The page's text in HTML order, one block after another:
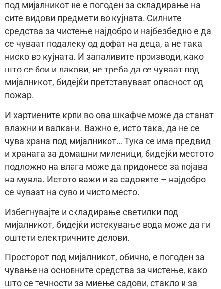
под мијалникот не е погоден за складирање на
сите видови предмети во кујната. Силните
средства за чистење најдобро и најбезбедно е да
се чуваат подалеку од дофат на деца, а не така
ниско во кујната. И запаливите производи, како
што се бои и лакови, не треба да се чуваат под
мијалникот, бидејќи претставуваат опасност од
пожар.
И хартиените крпи во ова шкафче може да станат
влажни и валкани. Важно е, исто така, да не се
чува храна под мијалникот… Тука се има предвид
и храната за домашни миленици, бидејќи местото
подложно на влага може да придонесе за појава
на мувла. Истото важи и за садовите – најдобро
се чуваат на суво и чисто место.
Избегнувајте и складирање светилки под
мијалникот, бидејќи истекување вода може да ги
оштети електричните делови.
Просторот под мијалникот, обично, е погоден за
чување на основните средства за чистење, како
што се течности за миење садови, стакло и за